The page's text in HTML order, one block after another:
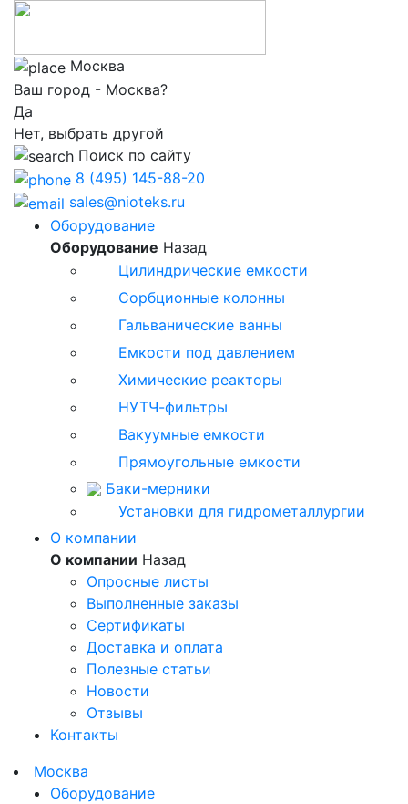
Москва
Ваш город - Москва?
Да
Нет, выбрать другой
Поиск по сайту
8 (495) 145-88-20
sales@nioteks.ru
Оборудование
Оборудование Назад
Цилиндрические емкости
Сорбционные колонны
Гальванические ванны
Емкости под давлением
Химические реакторы
НУТЧ-фильтры
Вакуумные емкости
Прямоугольные емкости
Баки-мерники
Установки для гидрометаллургии
О компании
О компании Назад
Опросные листы
Выполненные заказы
Сертификаты
Доставка и оплата
Полезные статьи
Новости
Отзывы
Контакты
Москва
Оборудование